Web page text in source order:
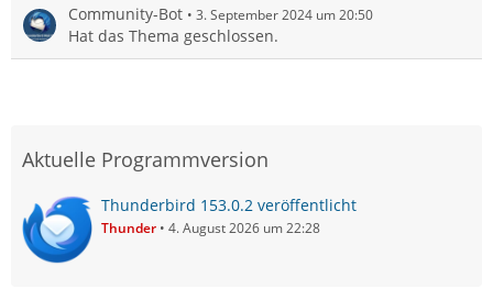
Community-Bot 3. September 2024 um 20:50
Hat das Thema geschlossen.
Aktuelle Programmversion
Thunderbird 153.0.2 veröffentlicht
Thunder 4. August 2026 um 22:28